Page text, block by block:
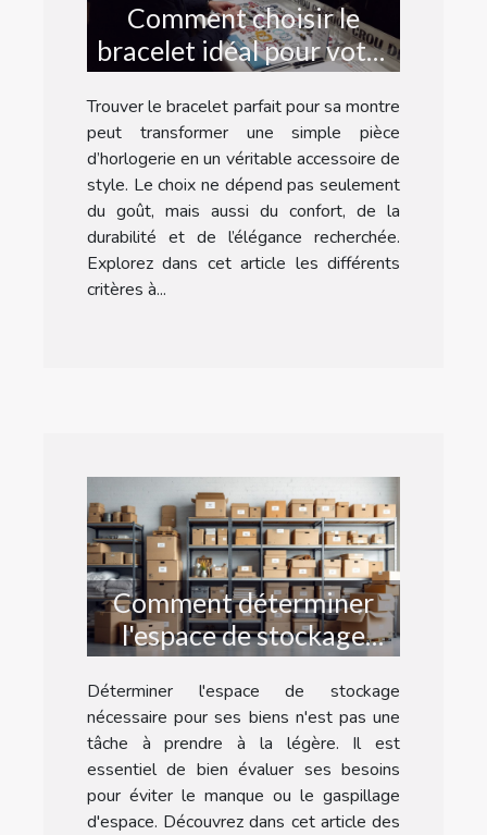
Comment choisir le
bracelet idéal pour votre
montre ?
Trouver le bracelet parfait pour sa montre
peut transformer une simple pièce
d’horlogerie en un véritable accessoire de
style. Le choix ne dépend pas seulement
du goût, mais aussi du confort, de la
durabilité et de l’élégance recherchée.
Explorez dans cet article les différents
critères à...
Comment déterminer
l'espace de stockage
nécessaire pour vos
affaires ?
Déterminer l'espace de stockage
nécessaire pour ses biens n'est pas une
tâche à prendre à la légère. Il est
essentiel de bien évaluer ses besoins
pour éviter le manque ou le gaspillage
d'espace. Découvrez dans cet article des